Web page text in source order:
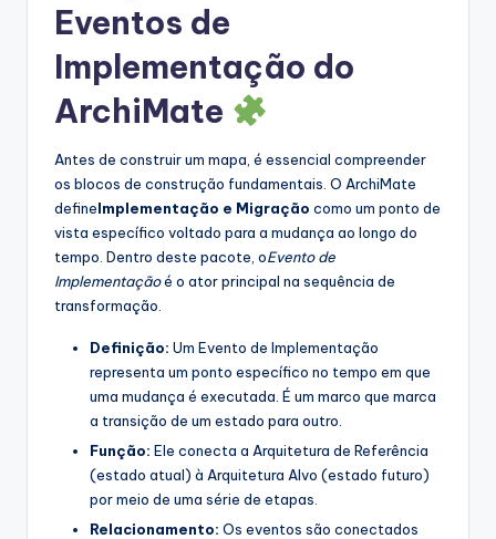
U
Eventos de
Implementação do
ArchiMate
Antes de construir um mapa, é essencial compreender
os blocos de construção fundamentais. O ArchiMate
defineImplementação e Migração como um ponto de
vista específico voltado para a mudança ao longo do
tempo. Dentro deste pacote, oEvento de
Implementaçãoé o ator principal na sequência de
transformação.
Definição: Um Evento de Implementação
representa um ponto específico no tempo em que
uma mudança é executada. É um marco que marca
a transição de um estado para outro.
Função: Ele conecta a Arquitetura de Referência
(estado atual) à Arquitetura Alvo (estado futuro)
por meio de uma série de etapas.
Relacionamento: Os eventos são conectados